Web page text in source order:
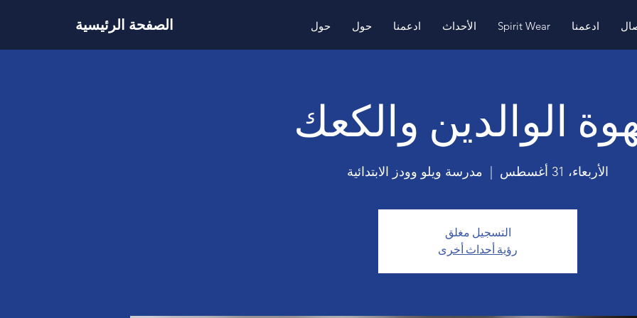
الصفحة الرئيسية حول حول ادعمنا الأحداث Spirit Wear ادعمنا
الوالدين والكعك
الأربعاء، 31 أغسطس مدرسة ويلو وودز الابتدائية
التسجيل مغلق
رؤية أحداث أخرى